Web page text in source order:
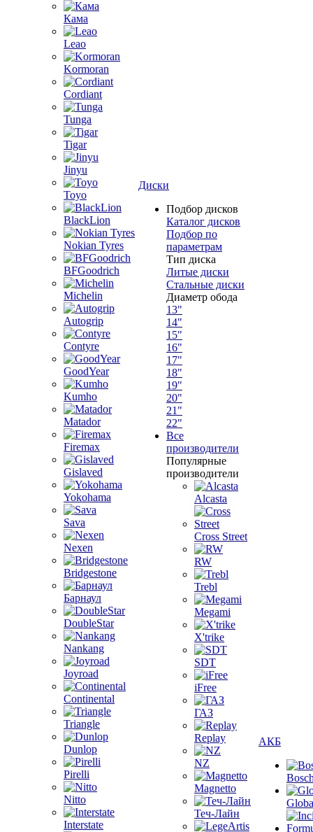
Кама
Leao
Kormoran
Cordiant
Tunga
Tigar
Jinyu
Toyo
BlackLion
Nokian Tyres
BFGoodrich
Michelin
Autogrip
Contyre
GoodYear
Kumho
Matador
Firemax
Gislaved
Yokohama
Sava
Nexen
Bridgestone
Барнаул
DoubleStar
Nankang
Joyroad
Continental
Triangle
Dunlop
Pirelli
Nitto
Interstate
Диски
Подбор дисков
Каталог дисков
Подбор по
параметрам
Тип диска
Литые диски
Стальные диски
Диаметр обода
13"
14"
15"
16"
17"
18"
19"
20"
21"
22"
Все
производители
Популярные
производители
Alcasta
Cross Street
RW
Trebl
Megami
X'trike
SDT
iFree
ГАЗ
Replay
NZ
Magnetto
Теч-Лайн
АКБ